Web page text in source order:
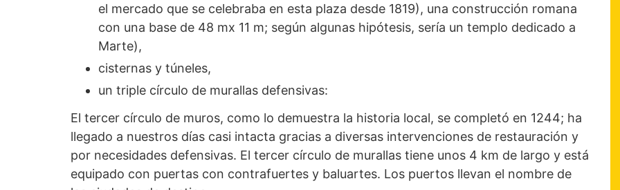
el mercado que se celebraba en esta plaza desde 1819), una construcción romana
con una base de 48 mx 11 m; según algunas hipótesis, sería un templo dedicado a
Marte),
cisternas y túneles,
un triple círculo de murallas defensivas:
El tercer círculo de muros, como lo demuestra la historia local, se completó en 1244; ha
llegado a nuestros días casi intacta gracias a diversas intervenciones de restauración y
por necesidades defensivas. El tercer círculo de murallas tiene unos 4 km de largo y está
equipado con puertas con contrafuertes y baluartes. Los puertos llevan el nombre de